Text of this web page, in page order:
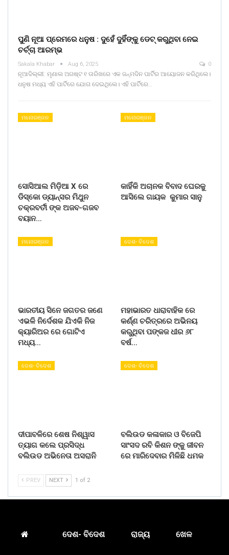
ପୁଣି ନୂଆ ପ୍ରେମରେ ଧନୁଷ : ଦୁହେଁ ଦୁହିଁଙ୍କୁ ଡେଟ୍ କରୁଥିବା ନେଇ
ଚର୍ଚ୍ଚା ଆରମ୍ଭ
Sakala Khabar Aug 6, 2025 0
ନୂଆଦିଲ୍ଲୀ: ମୃଣାଲ ଅଗଷ୍ଟ ୧ ତାରିଖରେ ଏକ ଜନ୍ମଦିନ ପାର୍ଟିର ଆୟୋଜନ କରିଥିଲେ।
ଧନୁଷ ମଧ୍ୟ ଏହି ପାର୍ଟିରେ ଯୋଗ ଦେଇଥିଲେ। ଏହି ପାର୍ଟିରେ…
ମନୋରଞ୍ଜନ
ସୋସିଆଲ ମିଡ଼ିଆ X ରେ
ଡିସ୍କୋ ଡ୍ୟାନ୍ସର ମିଥୁନ
ଚକ୍ରବର୍ତୀ ଙ୍କ ଅଜବ-ଗଜବ
ବୟାନ…
ମନୋରଞ୍ଜନ
କାହିଁକି ଅଚାନକ ବିବାଦ ଘେରକୁ
ଆସିଲେ ଗାୟକ କୁମାର ସାନୁ
ମନୋରଞ୍ଜନ
ଭାରତୀୟ ସିନେ ଜଗତର ଜଣେ
ଏଭଳି ନିର୍ଦେଶକ ଯିଏକି ନିଜ
କ୍ୟାରିଅର ରେ ଗୋଟିଏ
ମଧ୍ୟ…
ଦେଶ- ବିଦେଶ
ମହାଭାରତ ଧାରାବାହିକ ରେ
କର୍ଣ୍ଣ ଚରିତ୍ରରେ ଅଭିନୟ
କରୁଥିବା ପଙ୍କଜ ଧୀର ୬୮
ବର୍ଷ…
ଦେଶ- ବିଦେଶ
ଦୀପାବଳିରେ ଶେଷ ନିଶ୍ୱାସ
ତ୍ୟାଗ କଲେ ପ୍ରସିଦ୍ଧ
ବଲିଉଡ ଅଭିନେତା ଅସରାନି
ଦେଶ- ବିଦେଶ
ବଲିଉଡ କଳାକାର ଓ ବିଜେପି
ସାଂସଦ ରବି କିଶନ ଙ୍କୁ ଜୀବନ
ରେ ମାରିଦେବାର ମିଳିଛି ଧମକ
PREV NEXT 1 of 2
ଦେଶ- ବିଦେଶ ରାଜ୍ୟ ଖେଳ